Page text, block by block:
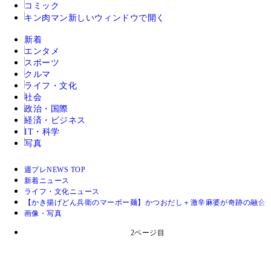
コミック
キン肉マン 新しいウィンドウで開く
新着
エンタメ
スポーツ
クルマ
ライフ・文化
社会
政治・国際
経済・ビジネス
IT・科学
写真
週プレNEWS TOP
新着ニュース
ライフ・文化ニュース
【かき揚げどん兵衛のマーボー麺】かつおだし＋激辛麻婆が奇跡の融合
画像・写真
2ページ目